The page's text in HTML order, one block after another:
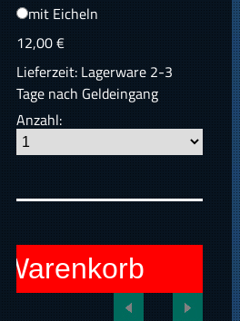
mit Eicheln
12,00 €
Lieferzeit: Lagerware 2-3
Tage nach Geldeingang
Anzahl:
Warenkorb